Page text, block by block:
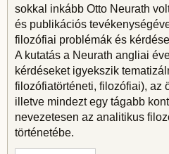
sokkal inkább Otto Neurath
és publikációs
filozófiai problémák és
A kutatás a Neurath angliai
kérdéseket igyekszik
filozófiatörténeti, filozófiai), az
illetve mindezt egy tágabb
nevezetesen az analitikus
történetébe.